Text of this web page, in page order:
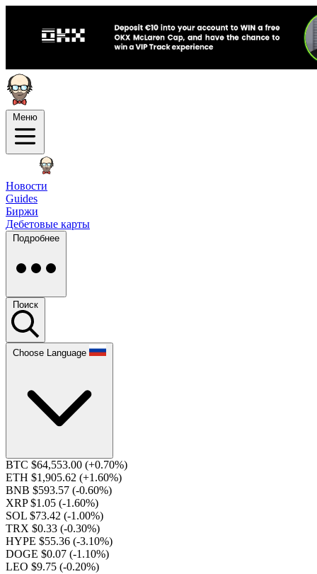
Меню
Новости
Guides
Биржи
Дебетовые карты
Подробнее
Поиск
Choose Language
BTC $64,553.00 (+0.70%)
ETH $1,905.62 (+1.60%)
BNB $593.57 (-0.60%)
XRP $1.05 (-1.60%)
SOL $73.42 (-1.00%)
TRX $0.33 (-0.30%)
HYPE $55.36 (-3.10%)
DOGE $0.07 (-1.10%)
LEO $9.75 (-0.20%)